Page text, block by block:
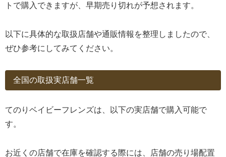
トで購入できますが、早期売り切れが予想されます。
以下に具体的な取扱店舗や通販情報を整理しましたので、
ぜひ参考にしてみてください。
全国の取扱実店舗一覧
てのりベイビーフレンズは、以下の実店舗で購入可能で
す。
お近くの店舗で在庫を確認する際には、店舗の売り場配置